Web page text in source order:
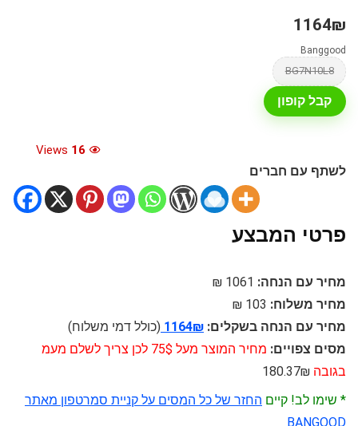
1164₪
Banggood
BG7N10L8
קבל קופון
16
לשתף עם חברים
פרטי המבצע
מחיר עם הנחה: 1061 ₪
מחיר משלוח: 103 ₪
מחיר עם הנחה בשקלים: 1164₪ (כולל דמי משלוח)
מסים צפויים:
מחיר המוצר מעל 75$ לכן צריך לשלם מעמ
בגובה 180.37₪
* שימו לב! קיים החזר של כל המסים על קניית סמרטפון מאתר
BANGOOD